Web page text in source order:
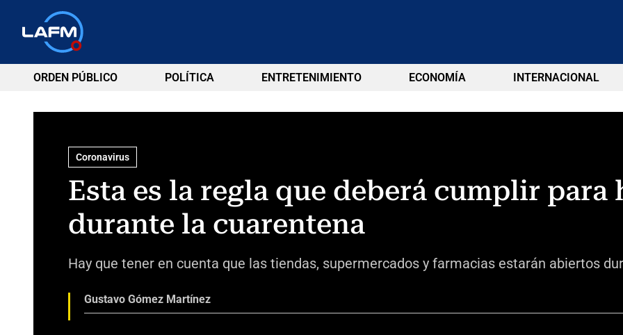
ORDEN PÚBLICO POLÍTICA ENTRETENIMIENTO ECONOMÍA INTERNACIONAL
Coronavirus
Esta es la regla que deberá cumplir para
durante la cuarentena
Hay que tener en cuenta que las tiendas, supermercados y farmacias estarán abiertos
Gustavo Gómez Martínez